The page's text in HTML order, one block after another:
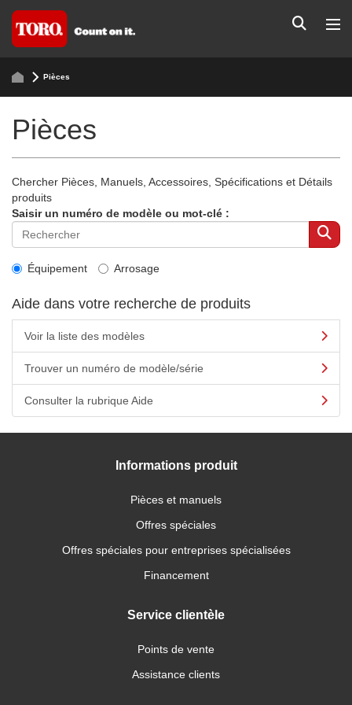
Pièces
Pièces
Chercher Pièces, Manuels, Accessoires, Spécifications et Détails
produits
Saisir un numéro de modèle ou mot-clé :
Équipement Arrosage
Aide dans votre recherche de produits
Voir la liste des modèles
Trouver un numéro de modèle/série
Consulter la rubrique Aide
Informations produit
Pièces et manuels
Offres spéciales
Offres spéciales pour entreprises spécialisées
Financement
Service clientèle
Points de vente
Assistance clients